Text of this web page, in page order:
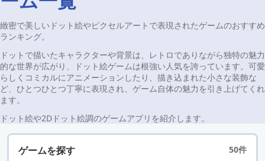
緻密で美しいドット絵やピクセルアートで表現されたゲームのおすすめ
ランキング。
ドットで描いたキャラクターや背景は、レトロでありながら独特の魅力
的な世界が広がり、ドット絵ゲームは根強い人気を誇っています。可愛
らしくコミカルにアニメーションしたり、描き込まれた小さな装飾な
ど、ひとつひとつ丁寧に表現され、ゲーム自体の魅力を引き上げてくれ
ます。
ドット絵や2Dドット絵調のゲームアプリを紹介します。
ゲームを探す 50件